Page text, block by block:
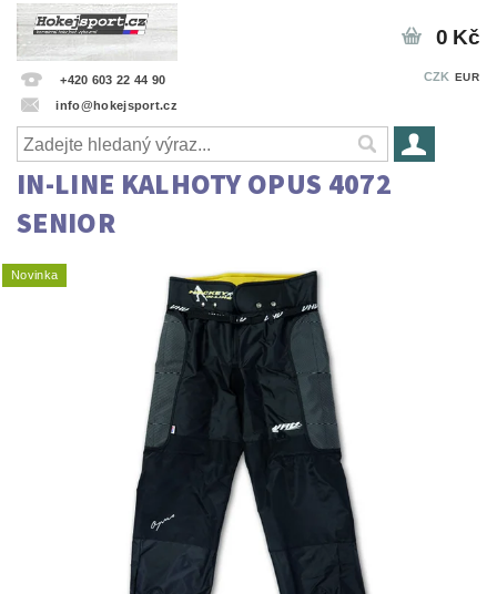
+420 603 22 44 90
info@hokejsport.cz
CZK EUR
0 Kč
IN-LINE KALHOTY OPUS 4072
SENIOR
Novinka